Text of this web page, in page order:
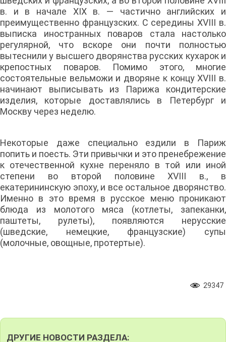
в. и в начале XIX в. — частично английских и
преимущественно французских. С середины XVIII в.
выписка иностранных поваров стала настолько
регулярной, что вскоре они почти полностью
вытеснили у высшего дворянства русских кухарок и
крепостных поваров. Помимо этого, многие
состоятельные вельможи и дворяне к концу XVIII в.
начинают выписывать из Парижа кондитерские
изделия, которые доставлялись в Петербург и
Москву через неделю.
Некоторые даже специально ездили в Париж
попить и поесть. Эти привычки и это пренебрежение
к отечественной кухне переняло в той или иной
степени во второй половине XVIII в., в
екатерининскую эпоху, и все остальное дворянство.
Именно в это время в русское меню проникают
блюда из молотого мяса (котлеты, запеканки,
паштеты, рулеты), появляются нерусские
(шведские, немецкие, французские) супы
(молочные, овощные, протертые).
29347
ДРУГИЕ НОВОСТИ РАЗДЕЛА: